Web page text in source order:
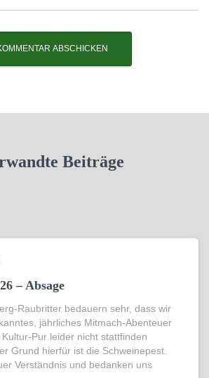
Beiträge
– Absage
Raubritter bedauern sehr, dass wir
jährliches Mitmach-Abenteuer
Pur leider nicht stattfinden
Grund hierfür ist die Schweinepest.
Verständnis und bedanken uns